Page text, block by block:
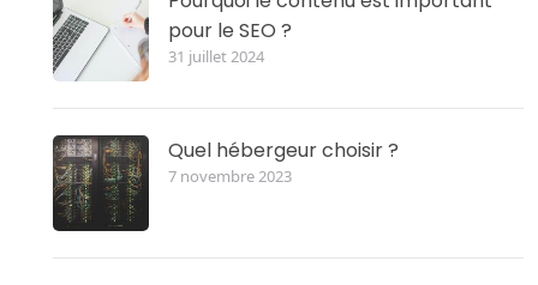
pour le SEO ?
31 juillet 2024
Quel hébergeur choisir ?
7 novembre 2023